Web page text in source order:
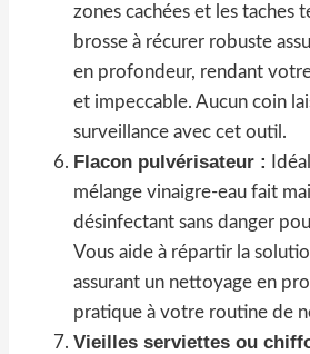
zones cachées et les taches
brosse à récurer robuste
en profondeur, rendant
et impeccable. Aucun coin
surveillance avec cet outil.
Flacon pulvérisateur :
mélange vinaigre-eau fait
désinfectant sans danger
Vous aide à répartir la
assurant un nettoyage en
pratique à votre routine de
Vieilles serviettes ou